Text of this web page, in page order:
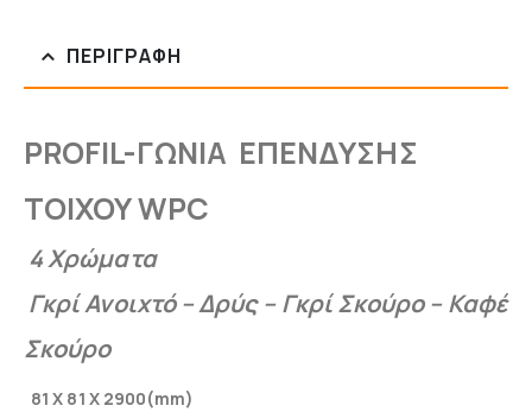
ΠΕΡΙΓΡΑΦΉ
PROFIL-ΓΩΝΙΑ ΕΠΕΝΔΥΣΗΣ
ΤΟΙΧΟΥ WPC
4 Χρώματα
Γκρί Ανοιχτό – Δρύς – Γκρί Σκούρο – Καφέ
Σκούρο
81 Χ 81 Χ 2900(mm)